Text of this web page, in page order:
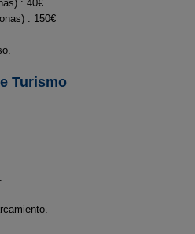
: 40€
: 150€
Turismo